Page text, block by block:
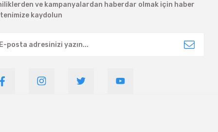
ve kampanyalardan haberdar olmak için haber
kaydolun